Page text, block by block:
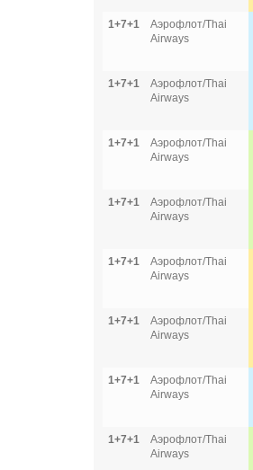
1+7+1
Аэрофлот/Thai
Airways
1+7+1
Аэрофлот/Thai
Airways
1+7+1
Аэрофлот/Thai
Airways
1+7+1
Аэрофлот/Thai
Airways
1+7+1
Аэрофлот/Thai
Airways
1+7+1
Аэрофлот/Thai
Airways
1+7+1
Аэрофлот/Thai
Airways
1+7+1
Аэрофлот/Thai
Airways